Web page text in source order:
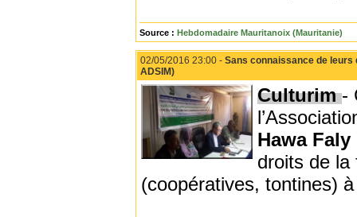
Source : Hebdomadaire Mauritanoix (Mauritanie)
02/05/2016 23:00 - Sans connaissance de
ADSIM)
Culturim-
Hawa Faly
droits de la
(coopératives, tontines)